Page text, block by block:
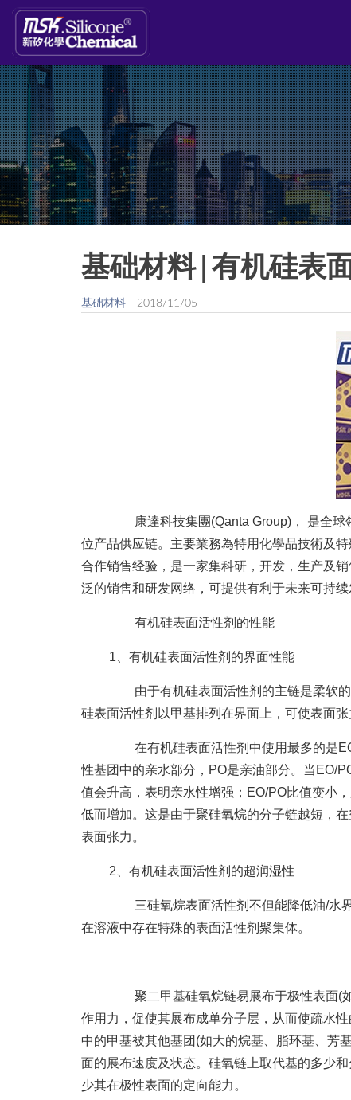
基础材料|有机硅表
基础材料 2018/11/05
康達科技集團(Qanta Group)， 是全球
位产品供应链。主要業務為特用化學品技術及
合作销售经验，是一家集科研，开发，生产及
泛的销售和研发网络，可提供有利于未来可持
有机硅表面活性剂的性能
1、有机硅表面活性剂的界面性能
由于有机硅表面活性剂的主链是柔软的
硅表面活性剂以甲基排列在界面上，可使表面
在有机硅表面活性剂中使用最多的是
性基团中的亲水部分，PO是亲油部分。当EO/
值会升高，表明亲水性增强；EO/PO比值变小
低而增加。这是由于聚硅氧烷的分子链越短，
表面张力。
2、有机硅表面活性剂的超润湿性
三硅氧烷表面活性剂不但能降低油/水界
在溶液中存在特殊的表面活性剂聚集体。
聚二甲基硅氧烷链易展布于极性表面(如
作用力，促使其展布成单分子层，从而使疏水
中的甲基被其他基团(如大的烷基、脂环基、芳
面的展布速度及状态。硅氧链上取代基的多少
少其在极性表面的定向能力。